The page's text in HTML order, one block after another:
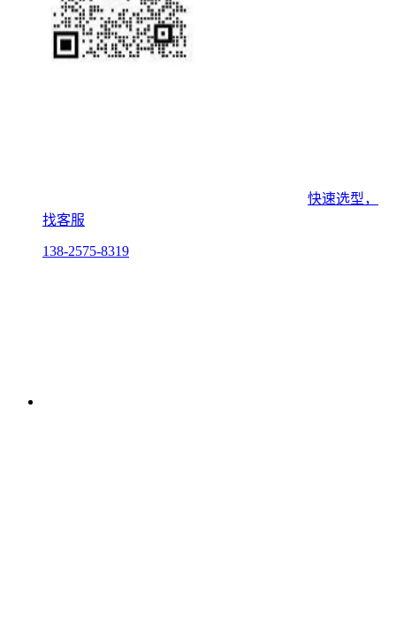
快速选型，
找客服
138-2575-8319